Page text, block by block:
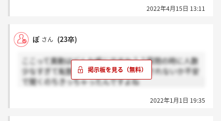
2022年4月15日 13:11
ぽ さん (23卒)
ここって異動はどんな感じですか？？質問の時に人数
少なすぎて転勤嫌なのかなとか勘違いされないか不安
で聞くのちきっちゃったんですよね
2022年1月1日 19:35